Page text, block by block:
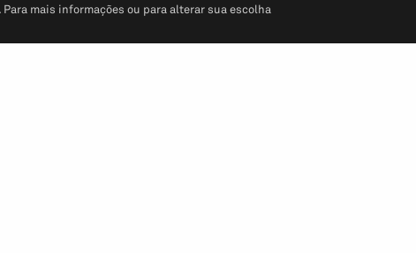
mais informações ou para alterar sua escolha